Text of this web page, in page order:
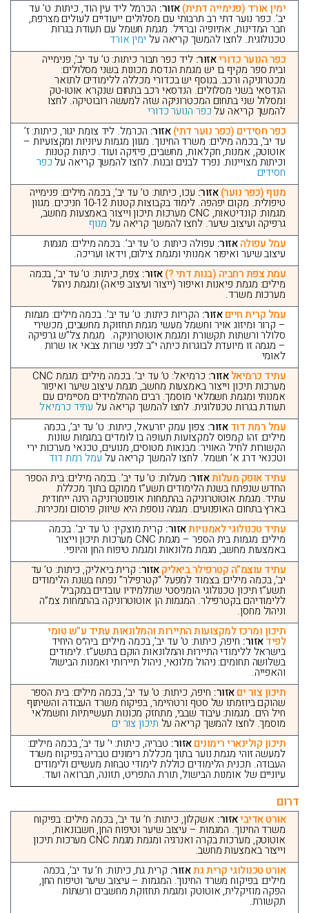
ימין אורד (פנימייה דתית)אזור: הכרמל ליד עין הוד, כיתות: ט’ עד
יב’. כפר נוער דתי רב תרבותי עם מסלולים ייעודיים לעולים מצרפת,
חבר המדינות, אתיופיה וברזיל. מגמת חשמל עם תעודת בגרות
טכנולוגית. לחצו להמשך קריאה על ימין אורד
כפר הנוער כדוריאזור: ליד כפר תבור כיתות: ט’ עד יב’, פנימייה
ובית ספר מקיף בו יש מגמת הנדסת מכונות בשני מסלולים:
מכטרוניקה ורכב. בנוסף יש בכדורי מכללה ללימודים לתואר
הנדסאי בשני מסלולים. הנדסאי רכב בתחום שנקרא אוטו-טק
ומסלול שני בתחום המכטרוניקה שזה למעשה רובוטיקה. לחצו
להמשך קריאה עלכפר הנוער כדורי
כפר חסידים (כפר נוער דתי)אזור: הכרמל. ליד צומת יגור, כיתות: ז’
עד יב’, בכמה מילים: משרד החינוך. מגוון מגמות עיוניות ומקצועיות –
אוטוטק, אמנות, חקלאות, מחשבים, פיזיקה ועוד. כיתות קטנות
וכיתות מצויינות. נפרד לבנים ובנות. לחצו להמשך קריאה עלכפר
חסידים
מנוף (כפר נוער)אזור: עכו, כיתות: ט’ עד יב’, בכמה מילים: פנימייה
טיפולית. מקום יפהפה. לימוד בקבוצות קטנות 10-12 חניכים. מגוון
מגמות: קונדיטאות, CNC מערכות תיכון וייצור באמצעות מחשב,
גרפיקה ועיצוב שיער. לחצו להמשך קריאה על מנוף
עמל עפולהאזור: עפולה כיתות: ט’ עד יב’. בכמה מילים: מגמות
עיצוב שיער ואיפור אמנותי ומגמת צילום, וידאו ועריכה.
עמת צפת רחביה (בנות דתי ?)אזור: צפת, כיתות: ט’ עד יב’, בכמה
מילים: מגמת פיאנות ואיפור (ייצור ועיצוב פיאה) ומגמת ניהול
מערכות משרד.
עמל קרית חייםאזור: הקריות כיתות: ט’ עד יב’. בכמה מילים: מגמות
– קרור ומיזוג אויר וחשמל מעשי מגמת תחזוקת מחשבים, מכשירי
סלולר ורשתות תקשורת ומגמת אוטוטרוניקה. מגמת צל”ש גרפיקה
– מגמה זו מיועדת לבוגרות כיתה י”ב לפני שרות צבאי או שרות
לאומי
עתיד כרמיאלאזור: כרמיאל: ט’ עד יב’. בכמה מילים: מגמת CNC
מערכות תיכון וייצור באמצעות מחשב, מגמת עיצוב שיער ואיפור
אמנותי ומגמת חשמלאי מוסמך. רבים מהתלמידים מסיימים עם
תעודת בגרות טכנולוגית. לחצו להמשך קריאה על עתיד כרמיאל
עמל רמת דודאזור: צפון עמק יזרעאל, כיתות: ט’ עד יב’, בכמה
מילים: זהו קמפוס למקצועות תעופה בו לומדים במגמות שונות
הקשורות לחיל האוויר: מבנאות מטוסים, מנועים, טכנאי מערכות ירי
וטכנאי דרג א’ חשמל. לחצו להמשך קריאה על עמל רמת דוד
עתיד אופק מעלותאזור: מעלות: ט’ עד יב’. בכמה מילים: בית הספר
החדש שנפתח בשנת הלימודים תשע”ז ממוקם בתוך מכללת
עתיד. מגמת אוטוטרוניקה בהתמחות אופנוטרוניקה הינה ייחודית
בארץ בתחום האופנועים. מגמה נוספת היא שיווק פרסום ומכירות.
עתיד טכנולוגי לאמנויותאזור: קרית מוצקין: ט’ עד יב’. בכמה
מילים: מגמות בית הספר – מגמת CNC מערכות תיכון וייצור
באמצעות מחשב, מגמת מלונאות ומגמת טיפוח החן והיופי.
עתיד עוצמ”ה קטרפילר ביאליקאזור: קרית ביאליק, כיתות: ט’ עד
יב’, בכמה מילים: בצמוד למפעל “קטרפילר” נפתח בשנת הלימודים
תשע”ז תיכון טכנולוגי הומניסטי שתלמידיו עובדים במקביל
ללימודיהם בקטרפילר. המגמות הן אוטוטרוניקה בהתמחות צמ”ה
וניהול מחסן.
תיכון ומרכז למקצועות התיירות והמלונאות עתיד ע”ש טומי
לפידאזור: חיפה, כיתות: ט’ עד יב’, בכמה מילים: ביה״ס היחיד
בישראל ללימודי התיירות והמלונאות הוקם בתשע”ז. לימודים
בשלושה תחומים: ניהול מלונאי, ניהול תיירותי ואמנות הבישול
והאפייה.
תיכון צור יםאזור: חיפה, כיתות: ט’ עד יב’, בכמה מילים: בית הספר
שהוקם ביוזמתו של סטף ורטהיימר, בפיקוח משרד העבודה והשיתוף
חיל הים. מגמות: עיבוד שבבי, מתחזק מכונות תעשייתיות וחשמלאי
מוסמך. לחצו להמשך קריאה על תיכון צור ים
תיכון קולינארי רימוניםאזור: טבריה, כיתות: י’ עד יב’, בכמה מילים:
למעשה זוהי מגמת נוער בתוך מכללת רימונים טבריה בפיקוח משרד
העבודה. תכנית הלימודים כוללת לימודי טבחות מעשיים ולימודים
עיוניים של אומנות הבישול, תורת התפריט, תזונה, תברואה ועוד.
דרום
אורט אדיביאזור: אשקלון, כיתות: ח’ עד יב’, בכמה מילים: בפיקוח
משרד החינוך. המגמות – עיצוב שיער וטיפוח החן, חשבונאות,
אוטוטק, מערכות בקרה ואנרגיה ומגמת מגמת CNC מערכות תיכון
וייצור באמצעות מחשב.
אורט טכנולוגי קרית גתאזור: קרית גת, כיתות: ח’ עד יב’, בכמה
מילים: בפיקוח משרד החינוך. המגמות – עיצוב שיער וטיפוח החן,
הפקה מוזיקלית, אוטוטק ומגמת תחזוקת מחשבים ורשתות
תקשורת.